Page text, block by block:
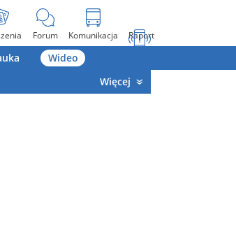
Forum Komunikacja Raport
Wideo
Więcej